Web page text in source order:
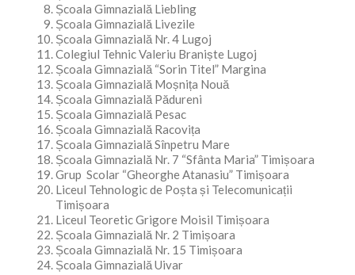
Școala Gimnazială Liebling
Școala Gimnazială Livezile
Școala Gimnazială Nr. 4 Lugoj
Colegiul Tehnic Valeriu Braniște Lugoj
Școala Gimnazială “Sorin Titel” Margina
Școala Gimnazială Moșnița Nouă
Școala Gimnazială Pădureni
Școala Gimnazială Pesac
Școala Gimnazială Racovița
Școala Gimnazială Sînpetru Mare
Școala Gimnazială Nr. 7 “Sfânta Maria” Timișoara
Grup Scolar “Gheorghe Atanasiu” Timișoara
Liceul Tehnologic de Poșta și Telecomunicații
Timișoara
Liceul Teoretic Grigore Moisil Timișoara
Școala Gimnazială Nr. 2 Timișoara
Școala Gimnazială Nr. 15 Timișoara
Școala Gimnazială Uivar